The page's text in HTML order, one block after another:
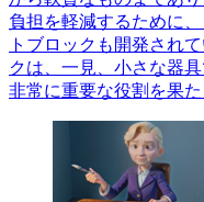
負担を軽減するために
トブロックも開発され
クは、一見、小さな器
非常に重要な役割を果た